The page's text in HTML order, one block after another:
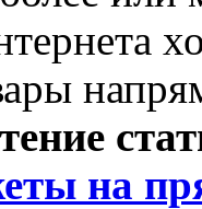
на